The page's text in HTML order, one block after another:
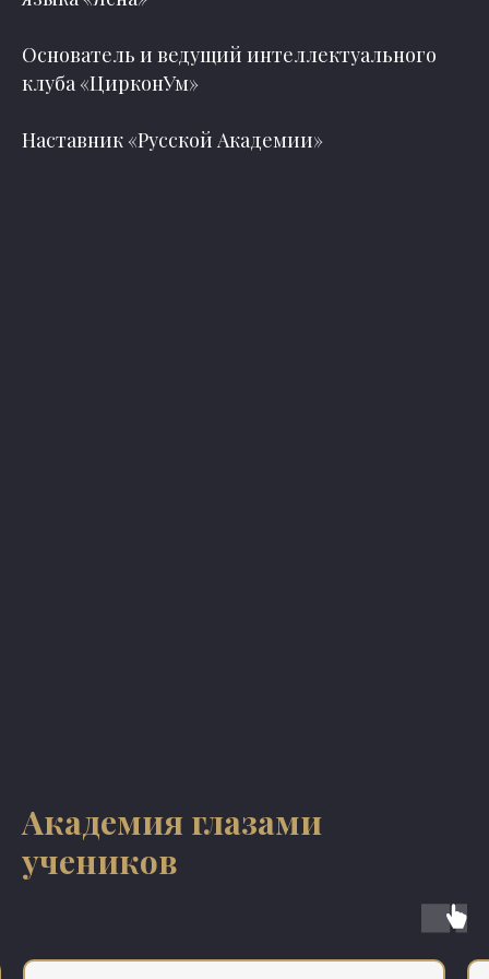
Основатель и ведущий интеллектуального
клуба «ЦирконУм»
Наставник «Русской Академии»
Академия глазами
учеников